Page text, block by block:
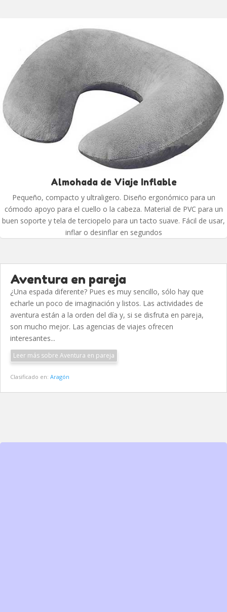
Almohada de Viaje Inflable
Pequeño, compacto y ultraligero. Diseño ergonómico para un
cómodo apoyo para el cuello o la cabeza. Material de PVC para un
buen soporte y tela de terciopelo para un tacto suave. Fácil de usar,
inflar o desinflar en segundos
Aventura en pareja
¿Una espada diferente? Pues es muy sencillo, sólo hay que
echarle un poco de imaginación y listos. Las actividades de
aventura están a la orden del día y, si se disfruta en pareja,
son mucho mejor. Las agencias de viajes ofrecen
interesantes...
Leer más sobre Aventura en pareja
Clasificado en: Aragón